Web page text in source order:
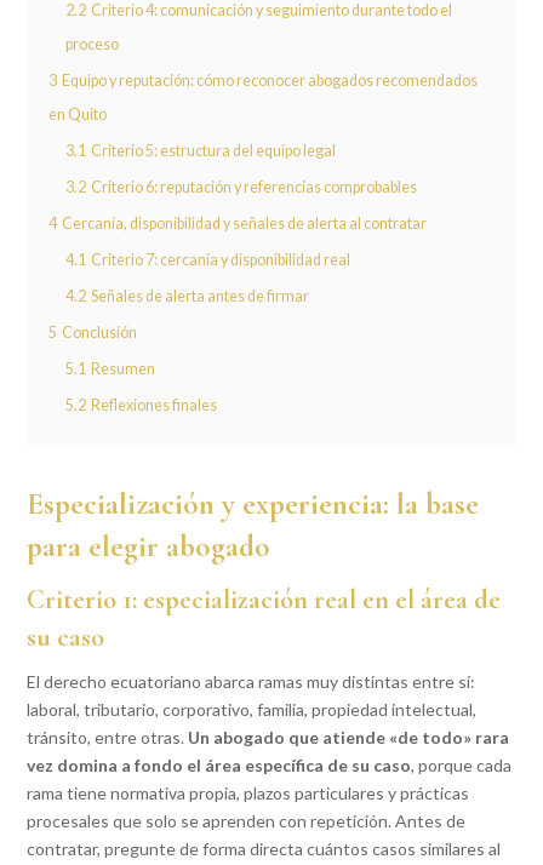
2.2 Criterio 4: comunicación y seguimiento durante todo el
proceso
3 Equipo y reputación: cómo reconocer abogados recomendados
en Quito
3.1 Criterio 5: estructura del equipo legal
3.2 Criterio 6: reputación y referencias comprobables
4 Cercanía, disponibilidad y señales de alerta al contratar
4.1 Criterio 7: cercanía y disponibilidad real
4.2 Señales de alerta antes de firmar
5 Conclusión
5.1 Resumen
5.2 Reflexiones finales
Especialización y experiencia: la base
para elegir abogado
Criterio 1: especialización real en el área de
su caso
El derecho ecuatoriano abarca ramas muy distintas entre sí:
laboral, tributario, corporativo, familia, propiedad intelectual,
tránsito, entre otras. Un abogado que atiende «de todo» rara
vez domina a fondo el área específica de su caso, porque cada
rama tiene normativa propia, plazos particulares y prácticas
procesales que solo se aprenden con repetición. Antes de
contratar, pregunte de forma directa cuántos casos similares al